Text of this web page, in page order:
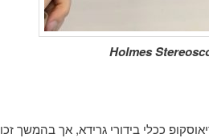
Holmes
ככלי בידורי גרידא, אך בהמשך זכו